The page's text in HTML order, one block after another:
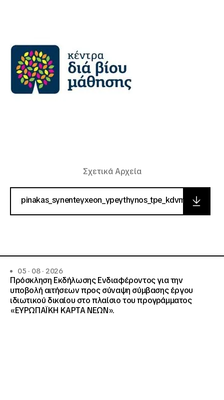
Σχετικά Αρχεία
pinakas_synenteyxeon_ypeythynos_tpe_kdvm
05 · 08 · 2026
Πρόσκληση Εκδήλωσης Ενδιαφέροντος για την
υποβολή αιτήσεων προς σύναψη σύμβασης έργου
ιδιωτικού δικαίου στο πλαίσιο του προγράμματος
«ΕΥΡΩΠΑΪΚΗ ΚΑΡΤΑ ΝΕΩΝ».